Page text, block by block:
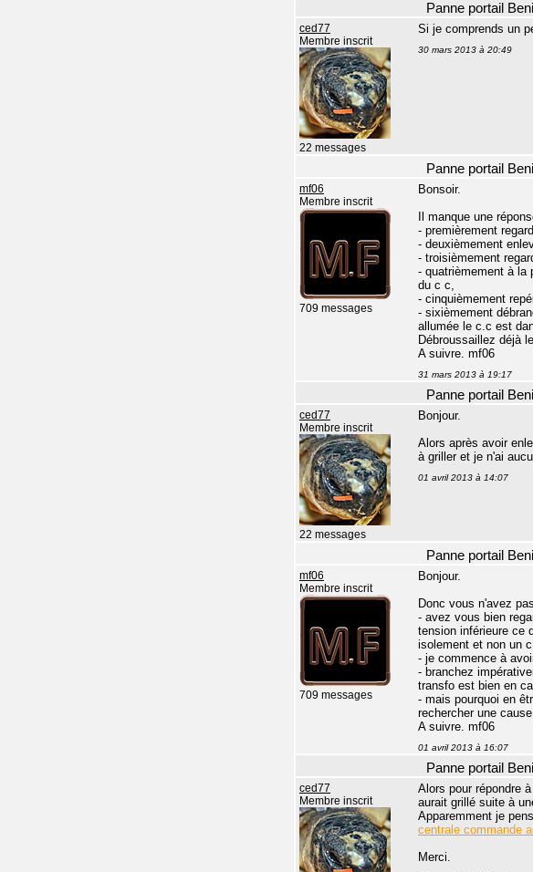
Panne portail
ced77
Membre inscrit
22 messages
Si je comprends un
30 mars 2013 à 20:49
Panne portail
mf06
Membre inscrit
709 messages
Bonsoir.
Il manque une
- premièrement
- deuxièmement
- troisièmement
- quatrièmement à la
du c c,
- cinquièmement
- sixièmement
allumée le c.c est
Débroussaillez déjà
A suivre. mf06
31 mars 2013 à 19:17
Panne portail
ced77
Membre inscrit
22 messages
Bonjour.
Alors après avoir
à griller et je n'ai
01 avril 2013 à 14:07
Panne portail
mf06
Membre inscrit
709 messages
Bonjour.
Donc vous n'avez
- avez vous bien
tension inférieure ce
isolement et non un
- je commence à
- branchez
transfo est bien en
- mais pourquoi en
rechercher une
A suivre. mf06
01 avril 2013 à 16:07
Panne portail
ced77
Membre inscrit
Alors pour répondre
aurait grillé suite à
Apparemment je
centrale commande
Merci.